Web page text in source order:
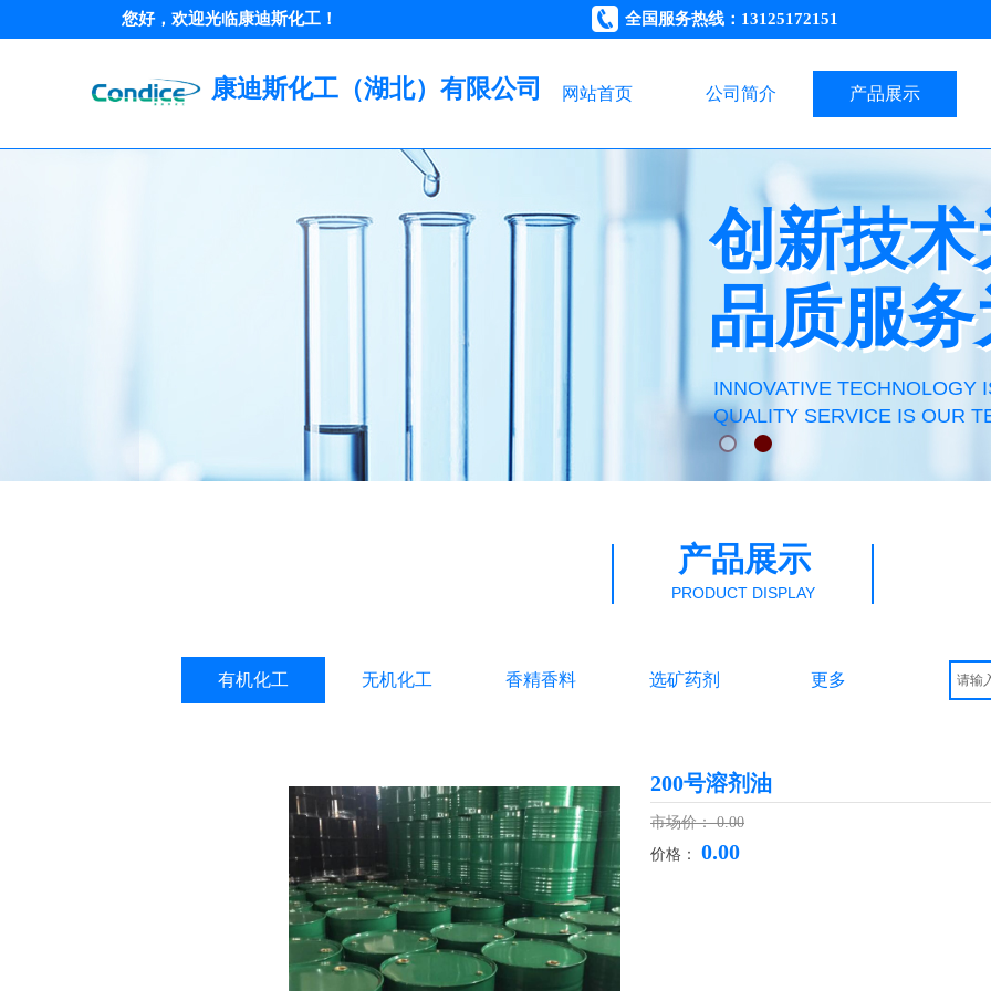
全国服务热线：13125172151
您好，欢迎光临康迪斯化工！
网站首页 公司简介 产品展示
康迪斯化工（湖北）有限公司
创新技
品质服
创新技
品质服
INNOVATIVE TECHNOLOGY
QUALITY SERVICE IS OUR
产品展示
PRODUCT DISPLAY
有机化工 无机化工 香精香料 选矿药剂 更多
200号溶剂油
市场价：0.00
价格： 0.00